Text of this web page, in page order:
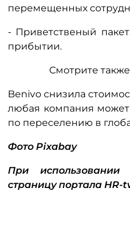
перемещенных
- Приветственый
прибытии.
Смотрите
Benivo снизила
любая компания
по переселению в
Фото Pixabay
При использовании
страницу портала HR-